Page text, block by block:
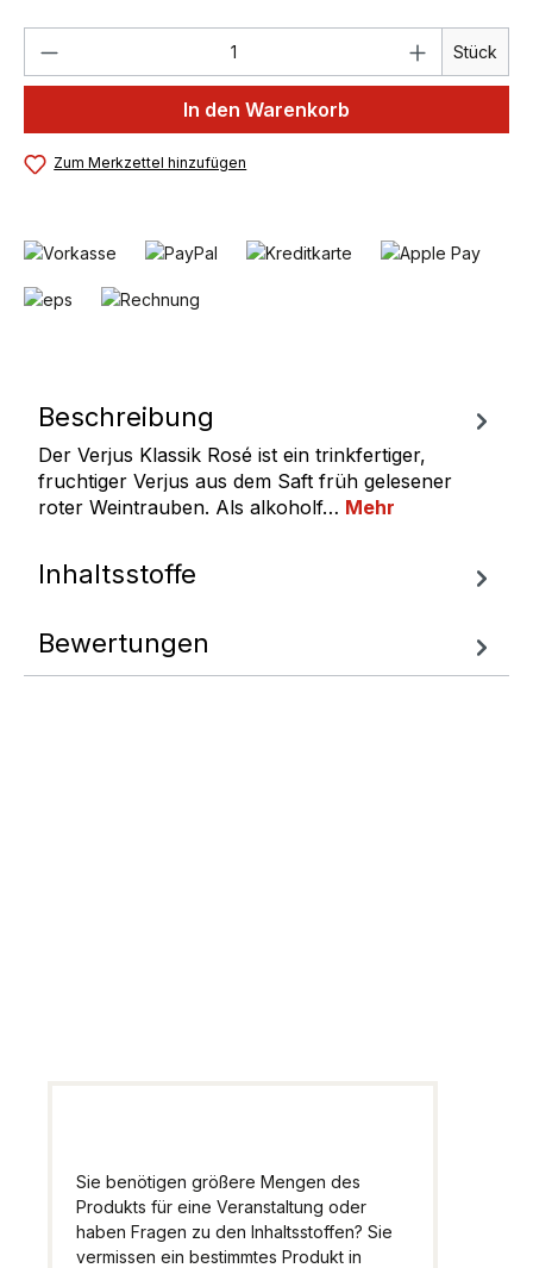
Produkt Anzahl: Gib den Stück
In den Warenkorb
Zum Merkzettel hinzufügen
Beschreibung
Der Verjus Klassik Rosé ist ein trinkfertiger,
fruchtiger Verjus aus dem Saft früh gelesener
roter Weintrauben. Als alkoholf… Mehr
Inhaltsstoffe
Bewertungen
Sie benötigen größere Mengen des
Produkts für eine Veranstaltung oder
haben Fragen zu den Inhaltsstoffen? Sie
vermissen ein bestimmtes Produkt in